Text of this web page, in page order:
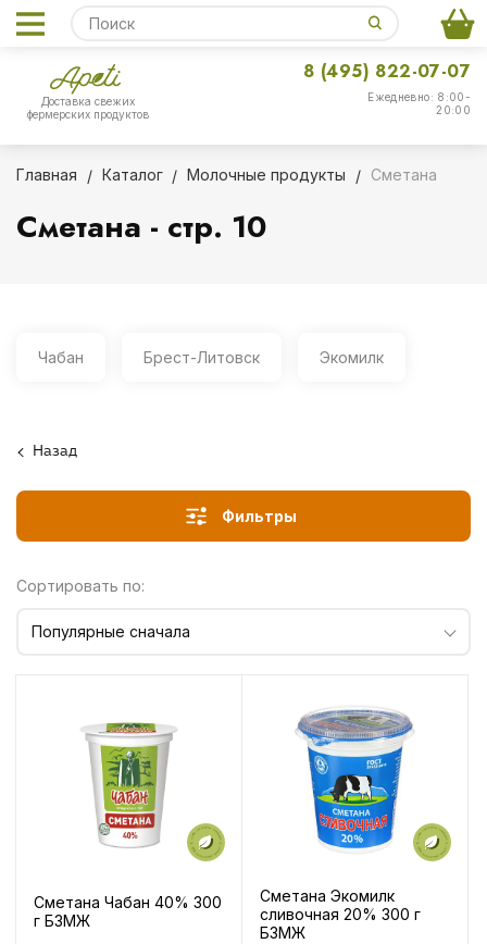
Доставка свежих
фермерских продуктов
Ежедневно: 8:00-
20:00
8 (495) 822-07-07
Главная Каталог Молочные продукты Сметана
Сметана - стр. 10
Чабан Брест-Литовск Экомилк
Назад
Фильтры
Сортировать по:
Популярные сначала
Сметана Чабан 40% 300
г БЗМЖ
Сметана Экомилк
сливочная 20% 300 г
БЗМЖ